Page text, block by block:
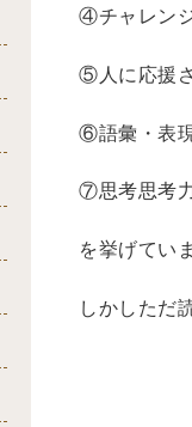
④チャレン
⑤人に応援
⑥語彙・表
⑦思考思考
を挙げてい
しかしただ